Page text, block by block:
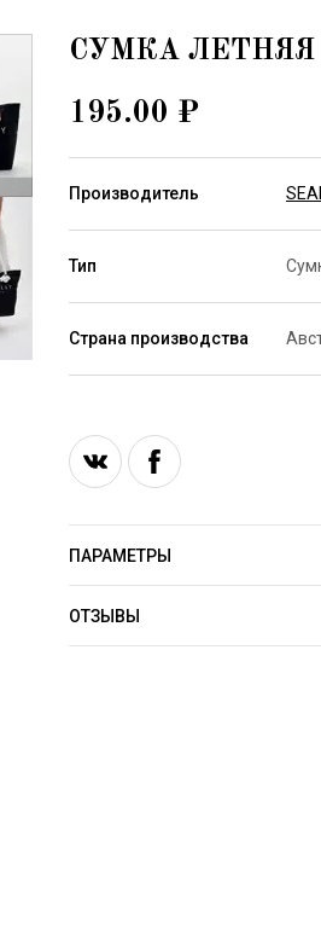
СУМКА ЛЕТНЯЯ
195.00 ₽
Производитель
Тип
Страна производства
ПАРАМЕТРЫ
ОТЗЫВЫ